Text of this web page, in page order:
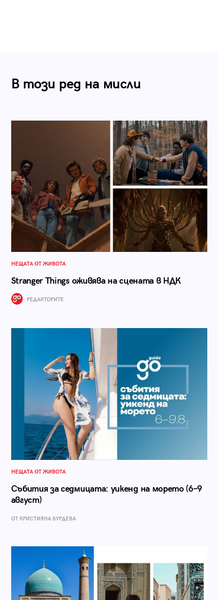
В този ред на мисли
НЕЩАТА ОТ ЖИВОТА
Stranger Things оживява на сцената в НДК
РЕДАКТОРИТЕ
НЕЩАТА ОТ ЖИВОТА
Събития за седмицата: уикенд на морето (6–9
август)
ОТ КРИСТИЯНА БУРДЕВА